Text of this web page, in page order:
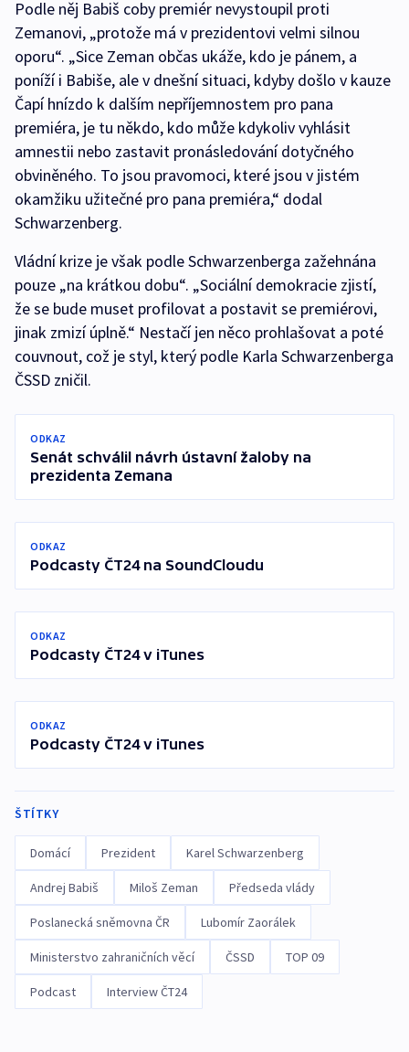
Podle něj Babiš coby premiér nevystoupil proti
Zemanovi, „protože má v prezidentovi velmi silnou
oporu“. „Sice Zeman občas ukáže, kdo je pánem, a
poníží i Babiše, ale v dnešní situaci, kdyby došlo v kauze
Čapí hnízdo k dalším nepříjemnostem pro pana
premiéra, je tu někdo, kdo může kdykoliv vyhlásit
amnestii nebo zastavit pronásledování dotyčného
obviněného. To jsou pravomoci, které jsou v jistém
okamžiku užitečné pro pana premiéra,“ dodal
Schwarzenberg.
Vládní krize je však podle Schwarzenberga zažehnána
pouze „na krátkou dobu“. „Sociální demokracie zjistí,
že se bude muset profilovat a postavit se premiérovi,
jinak zmizí úplně.“ Nestačí jen něco prohlašovat a poté
couvnout, což je styl, který podle Karla Schwarzenberga
ČSSD zničil.
ODKAZ
Senát schválil návrh ústavní žaloby na
prezidenta Zemana
ODKAZ
Podcasty ČT24 na SoundCloudu
ODKAZ
Podcasty ČT24 v iTunes
ODKAZ
Podcasty ČT24 v iTunes
ŠTÍTKY
Domácí Prezident Karel Schwarzenberg
Andrej Babiš Miloš Zeman Předseda vlády
Poslanecká sněmovna ČR Lubomír Zaorálek
Ministerstvo zahraničních věcí ČSSD TOP 09
Podcast Interview ČT24